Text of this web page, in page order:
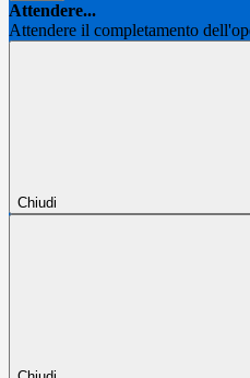
Attendere...
Attendere il completamento
Chiudi